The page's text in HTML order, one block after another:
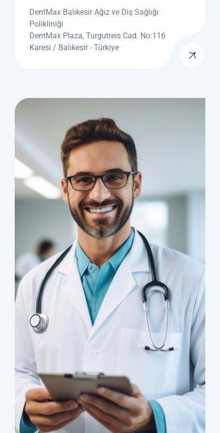
DentMax Balıkesir Ağız ve Diş Sağlığı
Polikliniği
DentMax Plaza, Turgutreis Cad. No:116
Karesi / Balıkesir - Türkiye